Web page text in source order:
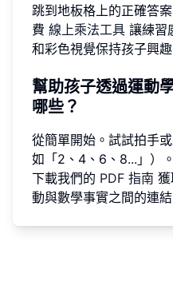
跳到地板格上的正確答
費 線上乘法工具 讓練習
和彩色視覺保持孩子興趣
幫助孩子透過運動
哪些？
從簡單開始。試試拍手
如「2、4、6、8...」）
下載我們的 PDF 指南
動與數學事實之間的連結